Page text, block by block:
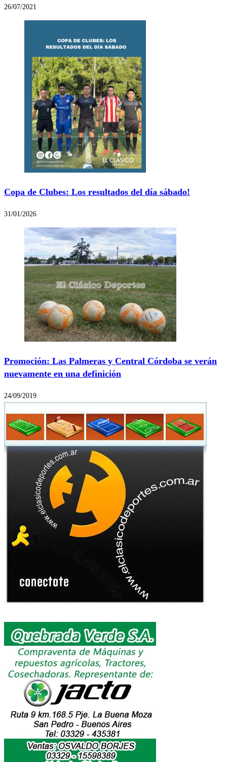
26/07/2021
Copa de Clubes: Los resultados del día sábado!
31/01/2026
Promoción: Las Palmeras y Central Córdoba se verán
nuevamente en una definición
24/09/2019